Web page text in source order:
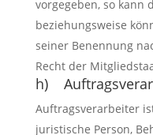
vorgegeben, so kann
beziehungsweise
seiner Benennung
Recht der
h)
Auftragsverarbeiter
juristische Person,